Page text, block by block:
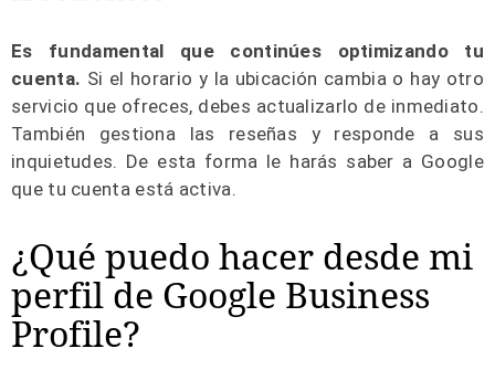
Es fundamental que continúes optimizando tu
cuenta. Si el horario y la ubicación cambia o hay otro
servicio que ofreces, debes actualizarlo de inmediato.
También gestiona las reseñas y responde a sus
inquietudes. De esta forma le harás saber a Google
que tu cuenta está activa.
¿Qué puedo hacer desde mi
perfil de Google Business
Profile?